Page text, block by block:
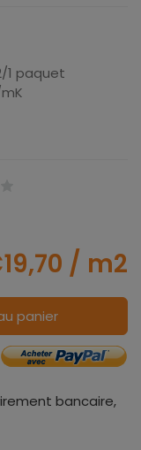
1 paquet
/ m2
panier
bancaire,